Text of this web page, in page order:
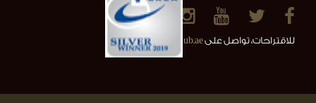
للاقتراحات، تواصل علىinfo@alainclub.ae